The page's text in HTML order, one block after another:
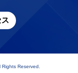
Rights Reserved.